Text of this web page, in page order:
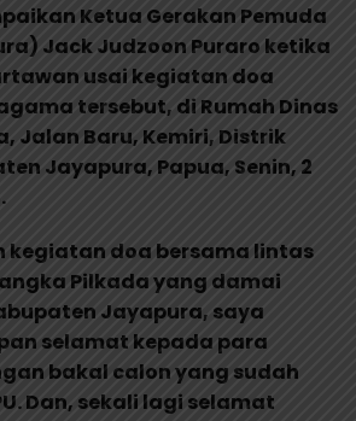
Ketua Gerakan Pemuda
Jack Judzoon Puraro ketika
usai kegiatan doa
tersebut, di Rumah Dinas
Jalan Baru, Kemiri, Distrik
Jayapura, Papua, Senin, 2
kegiatan doa bersama lintas
Pilkada yang damai
Jayapura, saya
selamat kepada para
bakal calon yang sudah
Dan, sekali lagi selamat